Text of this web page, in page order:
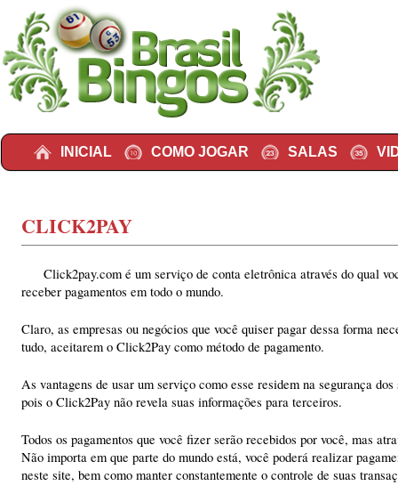
Pular para o conteúdo principal
Pular para o conteúdo secundário
INICIAL COMO JOGAR SALAS
CLICK2PAY
Click2pay.com é um serviço de conta eletrônica através do qual
receber pagamentos em todo o mundo.
Claro, as empresas ou negócios que você quiser pagar dessa forma
tudo, aceitarem o Click2Pay como método de pagamento.
As vantagens de usar um serviço como esse residem na segurança
pois o Click2Pay não revela suas informações para terceiros.
Todos os pagamentos que você fizer serão recebidos por você, mas
Não importa em que parte do mundo está, você poderá realizar
neste site, bem como manter constantemente o controle de suas